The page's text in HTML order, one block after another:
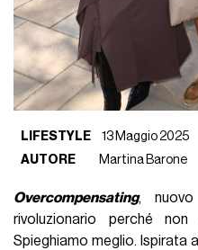
LIFESTYLE
13 Maggio 2025
AUTORE
Martina Barone
Overcompensating,
rivoluzionario perché
Spieghiamo meglio. Ispirata